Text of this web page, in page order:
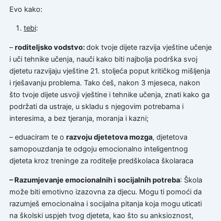
Evo kako:
tebi:
–roditeljsko vodstvo:dok tvoje dijete razvija vještine učenje
i uči tehnike učenja, nauči kako biti najbolja podrška svoj
djetetu razvijaju vještine 21. stoljeća poput kritičkog mišljenja
i rješavanju problema. Tako ćeš, nakon 3 mjeseca, nakon
što tvoje dijete usvoji vještine i tehnike učenja, znati kako ga
podržati da ustraje, u skladu s njegovim potrebama i
interesima, a bez tjeranja, moranja i kazni;
– eduaciram te o razvoju djetetova mozga, djetetova
samopouzdanja te odgoju emocionalno inteligentnog
djeteta kroz treninge za roditelje predškolaca školaraca
– Razumjevanje emocionalnih i socijalnih potreba: Škola
može biti emotivno izazovna za djecu. Mogu ti pomoći da
razumješ emocionalna i socijalna pitanja koja mogu uticati
na školski uspjeh tvog djeteta, kao što su anksioznost,